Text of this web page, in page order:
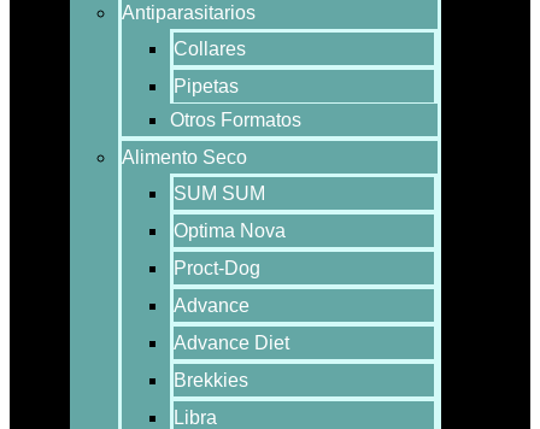
Antiparasitarios
Collares
Pipetas
Otros Formatos
Alimento Seco
SUM SUM
Optima Nova
Proct-Dog
Advance
Advance Diet
Brekkies
Libra